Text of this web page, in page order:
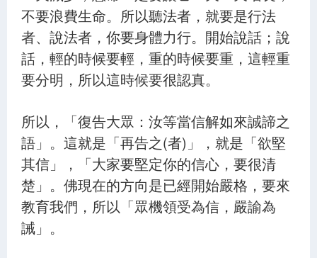
不要浪費生命。所以聽法者，就要是行法
者、說法者，你要身體力行。開始說話；說
話，輕的時候要輕，重的時候要重，這輕重
要分明，所以這時候要很認真。
所以，「復告大眾：汝等當信解如來誠諦之
語」。這就是「再告之(者)」，就是「欲堅
其信」，「大家要堅定你的信心，要很清
楚」。佛現在的方向是已經開始嚴格，要來
教育我們，所以「眾機領受為信，嚴諭為
誡」。